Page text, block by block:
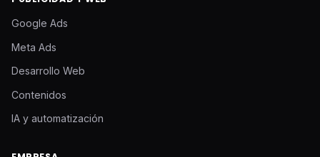
Google Ads
Meta Ads
Desarrollo Web
Contenidos
IA y automatización